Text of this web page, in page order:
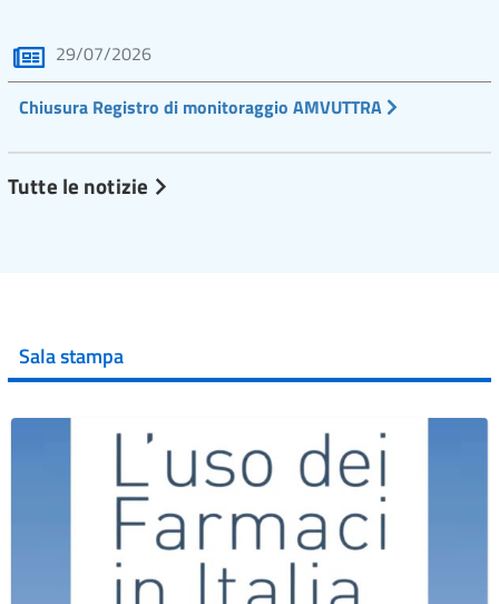
29/07/2026
Chiusura Registro di monitoraggio AMVUTTRA
Tutte le notizie
Sala stampa